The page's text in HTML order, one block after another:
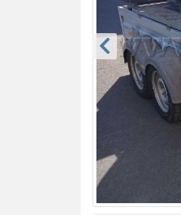
zurück blättern